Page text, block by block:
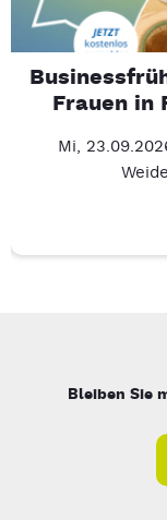
Frauen in
Mi,
Bleiben Sie